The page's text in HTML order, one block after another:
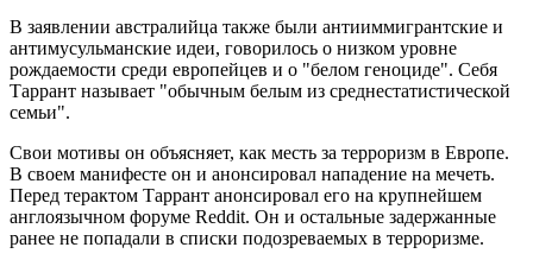
В заявлении австралийца также были антииммигрантские и
антимусульманские идеи, говорилось о низком уровне
рождаемости среди европейцев и о "белом геноциде". Себя
Таррант называет "обычным белым из среднестатистической
семьи".
Свои мотивы он объясняет, как месть за терроризм в Европе.
В своем манифесте он и анонсировал нападение на мечеть.
Перед терактом Таррант анонсировал его на крупнейшем
англоязычном форуме Reddit. Он и остальные задержанные
ранее не попадали в списки подозреваемых в терроризме.